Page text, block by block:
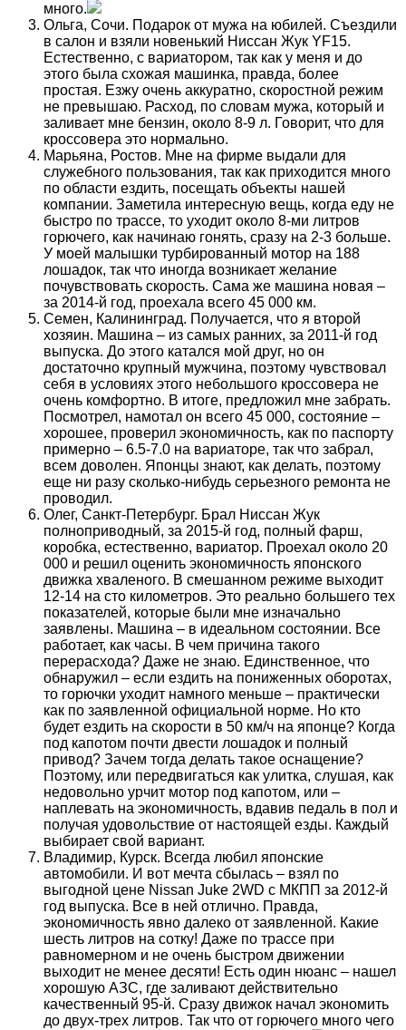
много.
Ольга, Сочи. Подарок от мужа на юбилей. Съездили
в салон и взяли новенький Ниссан Жук YF15.
Естественно, с вариатором, так как у меня и до
этого была схожая машинка, правда, более
простая. Езжу очень аккуратно, скоростной режим
не превышаю. Расход, по словам мужа, который и
заливает мне бензин, около 8-9 л. Говорит, что для
кроссовера это нормально.
Марьяна, Ростов. Мне на фирме выдали для
служебного пользования, так как приходится много
по области ездить, посещать объекты нашей
компании. Заметила интересную вещь, когда еду не
быстро по трассе, то уходит около 8-ми литров
горючего, как начинаю гонять, сразу на 2-3 больше.
У моей малышки турбированный мотор на 188
лошадок, так что иногда возникает желание
почувствовать скорость. Сама же машина новая –
за 2014-й год, проехала всего 45 000 км.
Семен, Калининград. Получается, что я второй
хозяин. Машина – из самых ранних, за 2011-й год
выпуска. До этого катался мой друг, но он
достаточно крупный мужчина, поэтому чувствовал
себя в условиях этого небольшого кроссовера не
очень комфортно. В итоге, предложил мне забрать.
Посмотрел, намотал он всего 45 000, состояние –
хорошее, проверил экономичность, как по паспорту
примерно – 6.5-7.0 на вариаторе, так что забрал,
всем доволен. Японцы знают, как делать, поэтому
еще ни разу сколько-нибудь серьезного ремонта не
проводил.
Олег, Санкт-Петербург. Брал Ниссан Жук
полноприводный, за 2015-й год, полный фарш,
коробка, естественно, вариатор. Проехал около 20
000 и решил оценить экономичность японского
движка хваленого. В смешанном режиме выходит
12-14 на сто километров. Это реально большего тех
показателей, которые были мне изначально
заявлены. Машина – в идеальном состоянии. Все
работает, как часы. В чем причина такого
перерасхода? Даже не знаю. Единственное, что
обнаружил – если ездить на пониженных оборотах,
то горючки уходит намного меньше – практически
как по заявленной официальной норме. Но кто
будет ездить на скорости в 50 км/ч на японце? Когда
под капотом почти двести лошадок и полный
привод? Зачем тогда делать такое оснащение?
Поэтому, или передвигаться как улитка, слушая, как
недовольно урчит мотор под капотом, или –
наплевать на экономичность, вдавив педаль в пол и
получая удовольствие от настоящей езды. Каждый
выбирает свой вариант.
Владимир, Курск. Всегда любил японские
автомобили. И вот мечта сбылась – взял по
выгодной цене Nissan Juke 2WD с МКПП за 2012-й
год выпуска. Все в ней отлично. Правда,
экономичность явно далеко от заявленной. Какие
шесть литров на сотку! Даже по трассе при
равномерном и не очень быстром движении
выходит не менее десяти! Есть один нюанс – нашел
хорошую АЗС, где заливают действительно
качественный 95-й. Сразу движок начал экономить
до двух-трех литров. Так что от горючего много чего